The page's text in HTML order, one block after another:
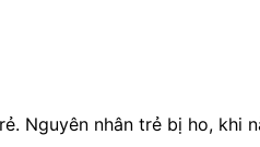
Nguyên nhân trẻ bị ho, khi